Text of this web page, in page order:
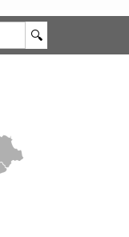
🔍